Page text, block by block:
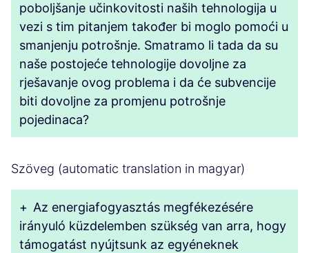
poboljšanje učinkovitosti naših tehnologija u
vezi s tim pitanjem također bi moglo pomoći u
smanjenju potrošnje. Smatramo li tada da su
naše postojeće tehnologije dovoljne za
rješavanje ovog problema i da će subvencije
biti dovoljne za promjenu potrošnje
pojedinaca?
Szöveg (automatic translation in magyar)
+ Az energiafogyasztás megfékezésére
irányuló küzdelemben szükség van arra, hogy
támogatást nyújtsunk az egyéneknek